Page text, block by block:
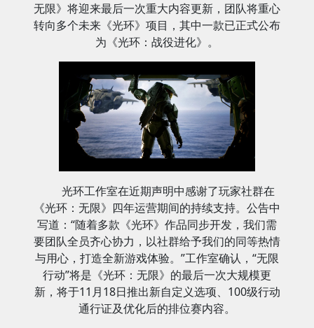
无限》将迎来最后一次重大内容更新，团队将重心
转向多个未来《光环》项目，其中一款已正式公布
为《光环：战役进化》。
光环工作室在近期声明中感谢了玩家社群在
《光环：无限》四年运营期间的持续支持。公告中
写道：“随着多款《光环》作品同步开发，我们需
要团队全员齐心协力，以社群给予我们的同等热情
与用心，打造全新游戏体验。”工作室确认，“无限
行动”将是《光环：无限》的最后一次大规模更
新，将于11月18日推出新自定义选项、100级行动
通行证及优化后的排位赛内容。